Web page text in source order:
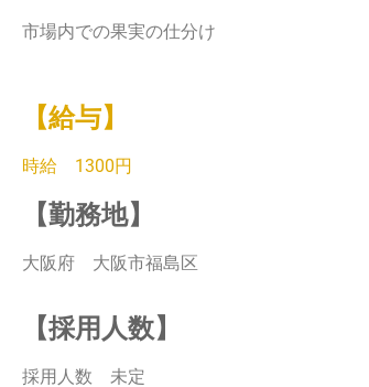
市場内での果実の仕分け
【給与】
時給 1300円
【勤務地】
大阪府 大阪市福島区
【採用人数】
採用人数 未定